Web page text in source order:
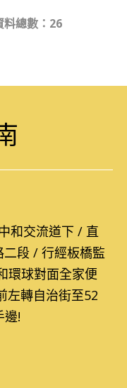
料總數：26
和交流道下 / 直
段 / 行經板橋監
環球對面全家便
左轉自治街至52
邊!